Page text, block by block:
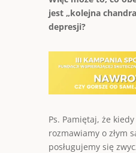
jest „kolejna
depresji?
Ps. Pamiętaj, że
rozmawiamy o złym
posługujemy się